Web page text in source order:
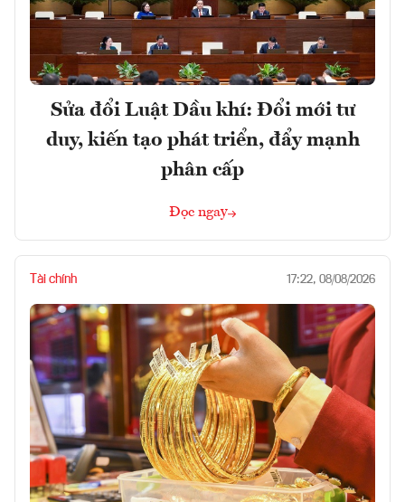
Sửa đổi Luật Dầu khí: Đổi mới tư
duy, kiến tạo phát triển, đẩy mạnh
phân cấp
Đọc ngay
Tài chính 17:22, 08/08/2026